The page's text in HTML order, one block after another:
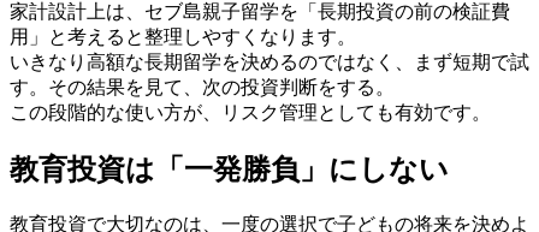
家計設計上は、セブ島親子留学を「長期投資の前の検証費
用」と考えると整理しやすくなります。
いきなり高額な長期留学を決めるのではなく、まず短期で試
す。その結果を見て、次の投資判断をする。
この段階的な使い方が、リスク管理としても有効です。
教育投資は「一発勝負」にしない
教育投資で大切なのは、一度の選択で子どもの将来を決めよ